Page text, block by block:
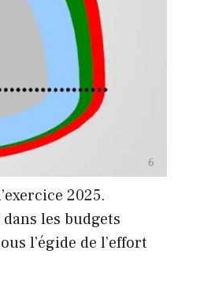
2025.
les budgets
l’égide de l’effort